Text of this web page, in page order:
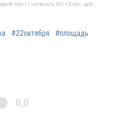
текст і натисніть Ctrl + Enter, щоб
#22октября
#площадь
0,0